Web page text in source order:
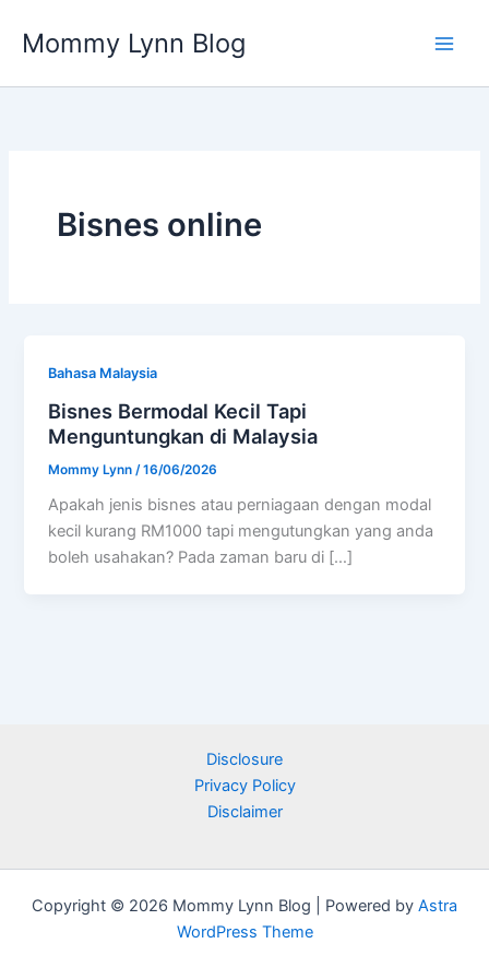
Mommy Lynn Blog
Bisnes online
Bahasa Malaysia
Bisnes Bermodal Kecil Tapi
Menguntungkan di Malaysia
Mommy Lynn /16/06/2026
Apakah jenis bisnes atau perniagaan dengan modal
kecil kurang RM1000 tapi mengutungkan yang anda
boleh usahakan? Pada zaman baru di […]
Disclosure
Privacy Policy
Disclaimer
Copyright © 2026 Mommy Lynn Blog | Powered by Astra
WordPress Theme